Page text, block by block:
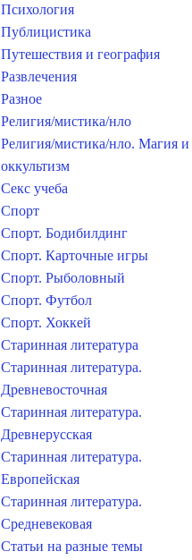
Психология
Публицистика
Путешествия и география
Развлечения
Разное
Религия/мистика/нло
Религия/мистика/нло. Магия и
оккультизм
Секс учеба
Спорт
Спорт. Бодибилдинг
Спорт. Карточные игры
Спорт. Рыболовный
Спорт. Футбол
Спорт. Хоккей
Старинная литература
Старинная литература.
Древневосточная
Старинная литература.
Древнерусская
Старинная литература.
Европейская
Старинная литература.
Средневековая
Статьи на разные темы